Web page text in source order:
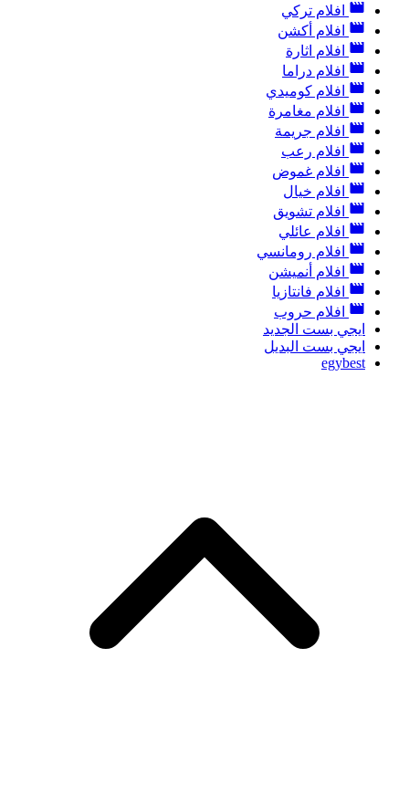
افلام تركي
افلام أكشن
افلام اثارة
افلام دراما
افلام كوميدي
افلام مغامرة
افلام جريمة
افلام رعب
افلام غموض
افلام خيال
افلام تشويق
افلام عائلي
افلام رومانسي
افلام أنميشن
افلام فانتازيا
افلام حروب
ايجي بست الجديد
ايجي بست البديل
egybest